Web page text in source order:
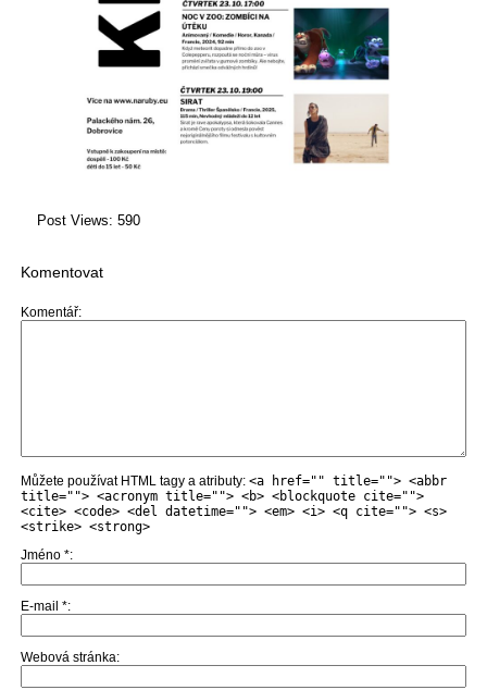
Post Views: 590
Komentovat
Komentář
Můžete používat HTML tagy a atributy: <a href="" title=""> <abbr
title=""> <acronym title=""> <b> <blockquote cite="">
<cite> <code> <del datetime=""> <em> <i> <q cite=""> <s>
<strike> <strong>
Jméno *
E-mail *
Webová stránka